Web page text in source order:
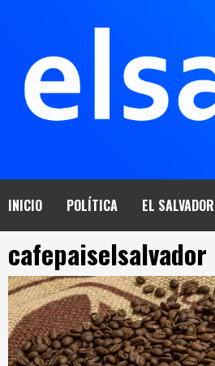
INICIO POLÍTICA EL SALVADOR
cafepaiselsalvador